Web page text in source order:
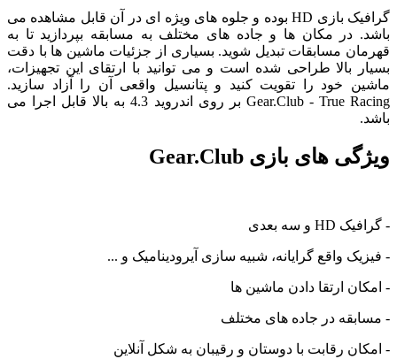
گرافیک بازی HD بوده و جلوه های ویژه ای در آن قابل مشاهده می
باشد. در مکان ها و جاده های مختلف به مسابقه بپردازید تا به
قهرمان مسابقات تبدیل شوید. بسیاری از جزئیات ماشین ها با دقت
بسیار بالا طراحی شده است و می توانید با ارتقای این تجهیزات،
ماشین خود را تقویت کنید و پتانسیل واقعی آن را آزاد سازید.
Gear.Club - True Racing بر روی اندروید 4.3 به بالا قابل اجرا می
باشد.
ویژگی های بازی Gear.Club
- گرافیک HD و سه بعدی
- فیزیک واقع گرایانه، شبیه سازی آیرودینامیک و ...
- امکان ارتقا دادن ماشین ها
- مسابقه در جاده های مختلف
- امکان رقابت با دوستان و رقیبان به شکل آنلاین